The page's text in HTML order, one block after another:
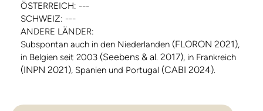
ÖSTERREICH: ---
SCHWEIZ: ---
ANDERE LÄNDER:
Subspontan auch in den Niederlanden (FLORON 2021),
in Belgien seit 2003 (Seebens & al. 2017), in Frankreich
(INPN 2021), Spanien und Portugal (CABI 2024).